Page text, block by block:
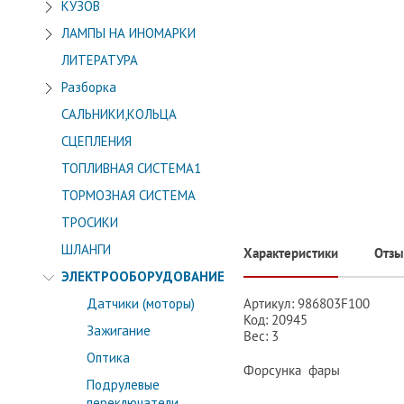
КУЗОВ
ЛАМПЫ НА ИНОМАРКИ
ЛИТЕРАТУРА
Разборка
САЛЬНИКИ,КОЛЬЦА
СЦЕПЛЕНИЯ
ТОПЛИВНАЯ СИСТЕМА1
ТОРМОЗНАЯ СИСТЕМА
ТРОСИКИ
ШЛАНГИ
ЭЛЕКТРООБОРУДОВАНИЕ
Датчики (моторы)
Зажигание
Оптика
Подрулевые
Характеристики
Артикул: 986803F100
Код: 20945
Вес: 3
Форсунка фары